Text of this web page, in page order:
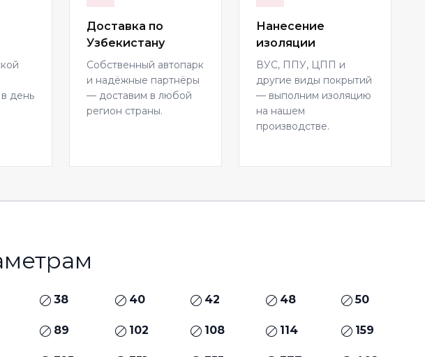
в день
Доставка по
Узбекистану
Собственный автопарк
и надёжные партнёры
— доставим в любой
регион страны.
Нанесение
изоляции
ВУС, ППУ, ЦПП и
другие виды покрытий
— выполним изоляцию
на нашем
производстве.
38 40 42 48 50
89 102 108 114 159